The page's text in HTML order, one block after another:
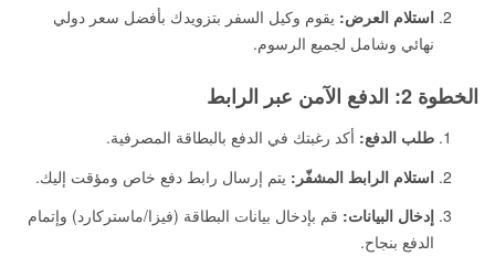
استلام العرض: يقوم وكيل السفر بتزويدك بأفضل سعر دولي
نهائي وشامل لجميع الرسوم.
الخطوة 2: الدفع الآمن عبر الرابط
طلب الدفع: أكد رغبتك في الدفع بالبطاقة المصرفية.
استلام الرابط المشفّر: يتم إرسال رابط دفع خاص ومؤقت إليك.
إدخال البيانات: قم بإدخال بيانات البطاقة (فيزا/ماستركارد) وإتمام
الدفع بنجاح.